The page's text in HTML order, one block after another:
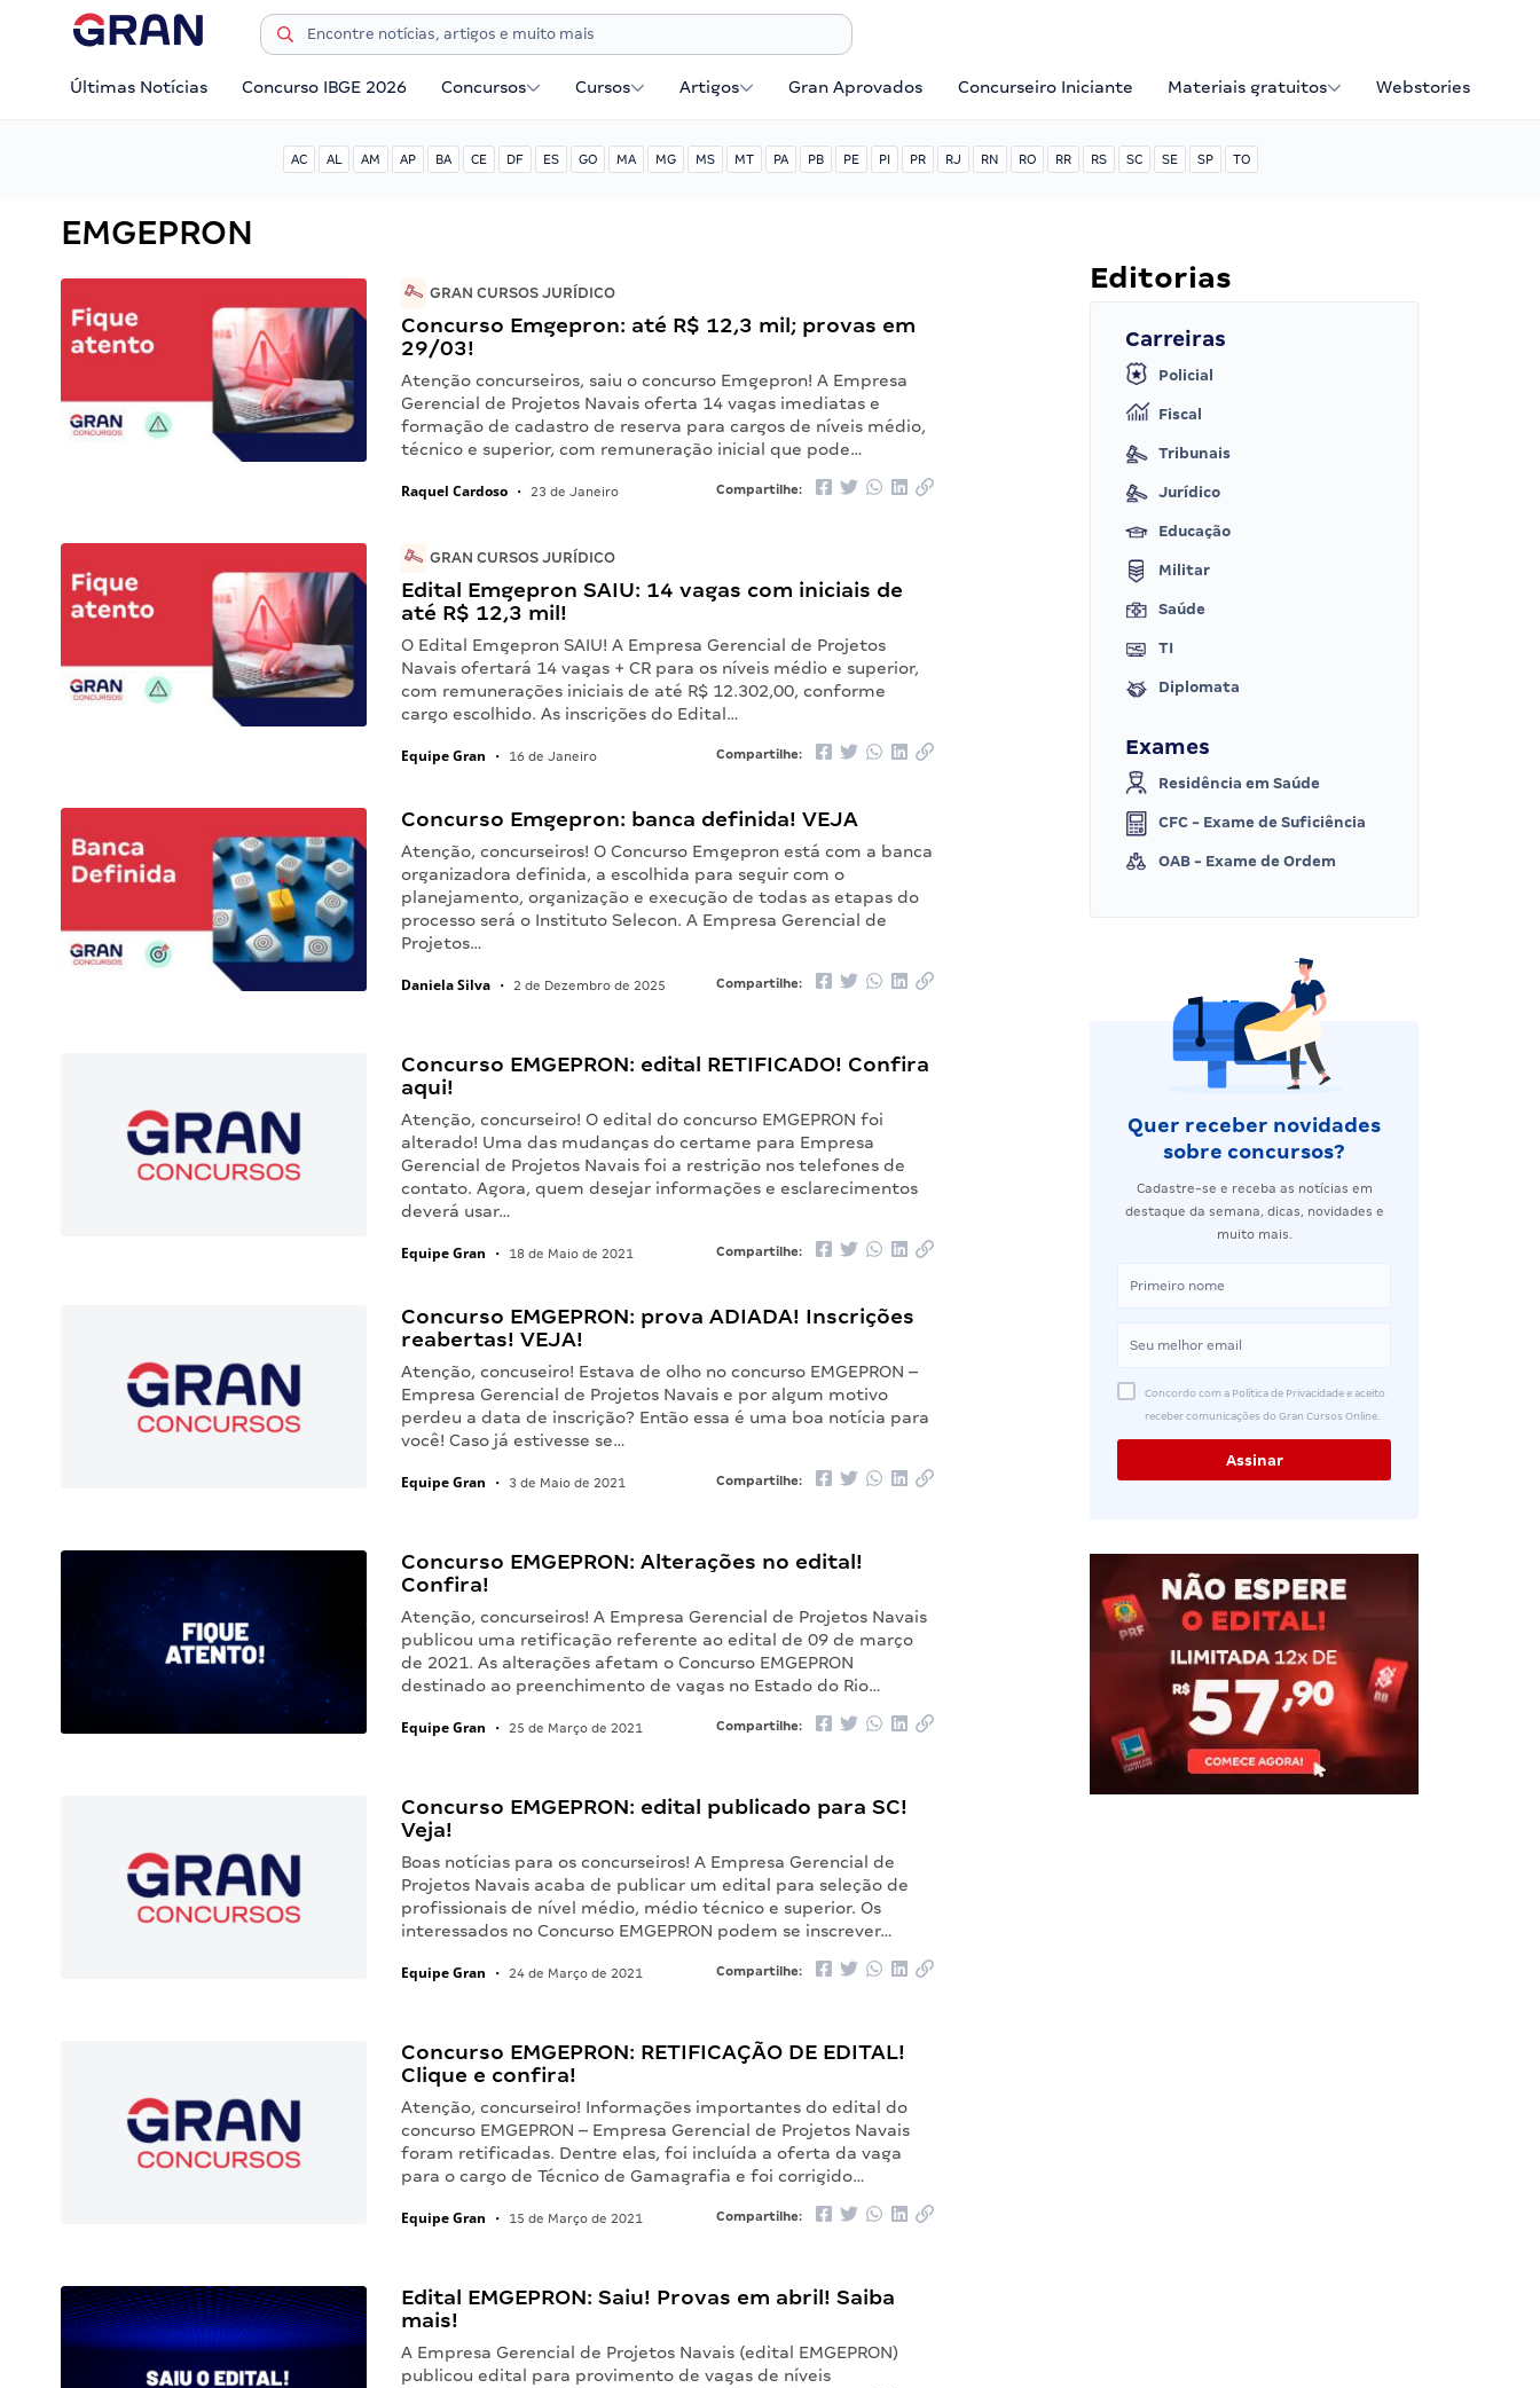
Últimas Notícias Concurso IBGE 2026 Concursos Cursos Artigos Gran Aprovados Concurseiro Iniciante Materiais gratuitos Webstories
AC AL AM AP BA CE DF ES GO MA MG MS MT PA PB PE PI PR RJ RN RO RR RS SC SE SP TO
EMGEPRON
GRAN CURSOS JURÍDICO
Concurso Emgepron: até R$ 12,3 mil; provas em
29/03!
Atenção concurseiros, saiu o concurso Emgepron! A Empresa
Gerencial de Projetos Navais oferta 14 vagas imediatas e
formação de cadastro de reserva para cargos de níveis médio,
técnico e superior, com remuneração inicial que pode…
Raquel Cardoso • 23 de Janeiro Compartilhe:
GRAN CURSOS JURÍDICO
Edital Emgepron SAIU: 14 vagas com iniciais de
até R$ 12,3 mil!
O Edital Emgepron SAIU! A Empresa Gerencial de Projetos
Navais ofertará 14 vagas + CR para os níveis médio e superior,
com remunerações iniciais de até R$ 12.302,00, conforme
cargo escolhido. As inscrições do Edital…
Equipe Gran • 16 de Janeiro Compartilhe:
Concurso Emgepron: banca definida! VEJA
Atenção, concurseiros! O Concurso Emgepron está com a banca
organizadora definida, a escolhida para seguir com o
planejamento, organização e execução de todas as etapas do
processo será o Instituto Selecon. A Empresa Gerencial de
Projetos…
Daniela Silva • 2 de Dezembro de 2025 Compartilhe:
Concurso EMGEPRON: edital RETIFICADO! Confira
aqui!
Atenção, concurseiro! O edital do concurso EMGEPRON foi
alterado! Uma das mudanças do certame para Empresa
Gerencial de Projetos Navais foi a restrição nos telefones de
contato. Agora, quem desejar informações e esclarecimentos
deverá usar…
Equipe Gran • 18 de Maio de 2021 Compartilhe:
Concurso EMGEPRON: prova ADIADA! Inscrições
reabertas! VEJA!
Atenção, concuseiro! Estava de olho no concurso EMGEPRON –
Empresa Gerencial de Projetos Navais e por algum motivo
perdeu a data de inscrição? Então essa é uma boa notícia para
você! Caso já estivesse se…
Equipe Gran • 3 de Maio de 2021 Compartilhe:
Concurso EMGEPRON: Alterações no edital!
Confira!
Atenção, concurseiros! A Empresa Gerencial de Projetos Navais
publicou uma retificação referente ao edital de 09 de março
de 2021. As alterações afetam o Concurso EMGEPRON
destinado ao preenchimento de vagas no Estado do Rio…
Equipe Gran • 25 de Março de 2021 Compartilhe:
Concurso EMGEPRON: edital publicado para SC!
Veja!
Boas notícias para os concurseiros! A Empresa Gerencial de
Projetos Navais acaba de publicar um edital para seleção de
profissionais de nível médio, médio técnico e superior. Os
interessados no Concurso EMGEPRON podem se inscrever…
Equipe Gran • 24 de Março de 2021 Compartilhe:
Concurso EMGEPRON: RETIFICAÇÃO DE EDITAL!
Clique e confira!
Atenção, concurseiro! Informações importantes do edital do
concurso EMGEPRON – Empresa Gerencial de Projetos Navais
foram retificadas. Dentre elas, foi incluída a oferta da vaga
para o cargo de Técnico de Gamagrafia e foi corrigido…
Equipe Gran • 15 de Março de 2021 Compartilhe:
Edital EMGEPRON: Saiu! Provas em abril! Saiba
mais!
A Empresa Gerencial de Projetos Navais (edital EMGEPRON)
publicou edital para provimento de vagas de níveis
Editorias
Carreiras
Policial
Fiscal
Tribunais
Jurídico
Educação
Militar
Saúde
TI
Diplomata
Exames
Residência em Saúde
CFC - Exame de Suficiência
OAB - Exame de Ordem
Quer receber novidades
sobre concursos?
Cadastre-se e receba as notícias em
destaque da semana, dicas, novidades e
muito mais.
Concordo com a Política de Privacidade e aceito
receber comunicações do Gran Cursos Online.